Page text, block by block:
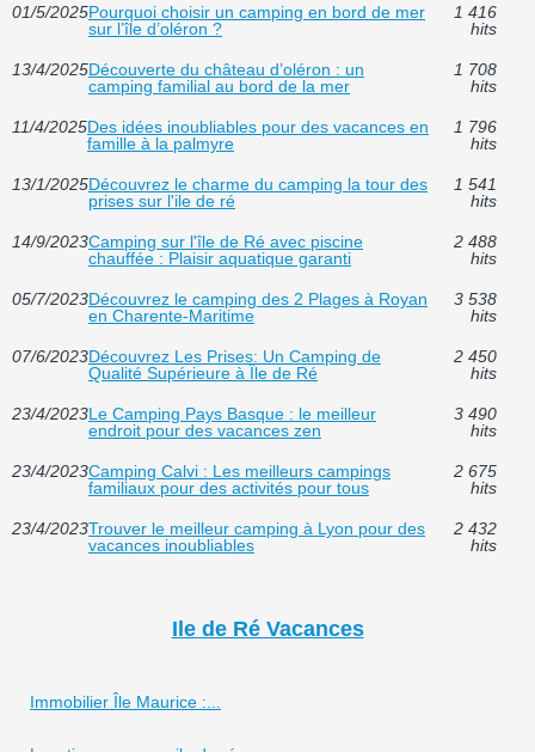
01/5/2025Pourquoi choisir un camping en bord de mer
sur l’île d’oléron ?
1 416
hits
13/4/2025Découverte du château d’oléron : un
camping familial au bord de la mer
1 708
hits
11/4/2025Des idées inoubliables pour des vacances en
famille à la palmyre
1 796
hits
13/1/2025Découvrez le charme du camping la tour des
prises sur l'ile de ré
1 541
hits
14/9/2023Camping sur l'île de Ré avec piscine
chauffée : Plaisir aquatique garanti
2 488
hits
05/7/2023Découvrez le camping des 2 Plages à Royan
en Charente-Maritime
3 538
hits
07/6/2023Découvrez Les Prises: Un Camping de
Qualité Supérieure à Île de Ré
2 450
hits
23/4/2023Le Camping Pays Basque : le meilleur
endroit pour des vacances zen
3 490
hits
23/4/2023Camping Calvi : Les meilleurs campings
familiaux pour des activités pour tous
2 675
hits
23/4/2023Trouver le meilleur camping à Lyon pour des
vacances inoubliables
2 432
hits
Ile de Ré Vacances
Immobilier Île Maurice :...